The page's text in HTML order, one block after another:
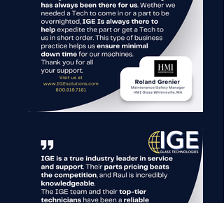
dass IGE hinter jeder Maschine,
jedem Teil und jeder Dienstleistung
steht.